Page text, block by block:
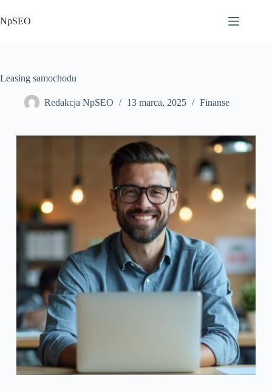
do
treści
NpSEO
Leasing samochodu
Redakcja NpSEO 13 marca, 2025 Finanse